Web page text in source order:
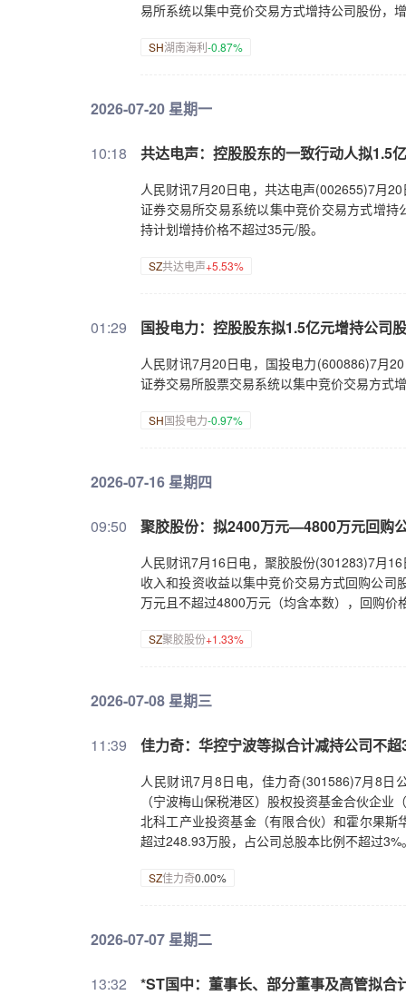
易所系统以集中竞价交易方式增持公司股份，
SH湖南海利-0.87%
2026-07-20 星期一
10:18 共达电声：控股股东的一致行动人拟1.5
人民财讯7月20日电，共达电声(002655)7月
证券交易所交易系统以集中竞价交易方式增
持计划增持价格不超过35元/股。
SZ共达电声+5.53%
01:29 国投电力：控股股东拟1.5亿元增持公司
人民财讯7月20日电，国投电力(600886)7月
证券交易所股票交易系统以集中竞价交易方式
SH国投电力-0.97%
2026-07-16 星期四
09:50 聚胶股份：拟2400万元—4800万元回购
人民财讯7月16日电，聚胶股份(301283)7月
收入和投资收益以集中竞价交易方式回购公
万元且不超过4800万元（均含本数），回购价
SZ聚胶股份+1.33%
2026-07-08 星期三
11:39 佳力奇：华控宁波等拟合计减持公司不超
人民财讯7月8日电，佳力奇(301586)7月8
（宁波梅山保税港区）股权投资基金合伙企
北科工产业投资基金（有限合伙）和霍尔果
超过248.93万股，占公司总股本比例不超过
SZ佳力奇0.00%
2026-07-07 星期二
13:32 *ST国中：董事长、部分董事及高管拟合